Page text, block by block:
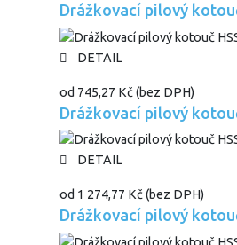
Drážkovací pilový
DETAIL
od 745,27 Kč (bez DPH)
Drážkovací pilový
DETAIL
od 1 274,77 Kč(bez DPH)
Drážkovací pilový